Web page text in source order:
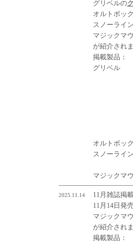
グリベルの
オルトボッ
スノーライ
マジックマ
が紹介され
掲載製品：
グリ
オルト
スノー
マジックマ
2025.11.14
11月雑誌掲
11月14日発
マジックマ
が紹介され
掲載製品：